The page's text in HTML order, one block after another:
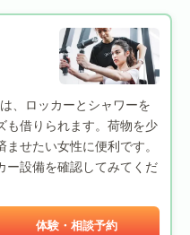
、ロッカーとシャワーを
も借りられます。荷物を少
せたい女性に便利です。
ー設備を確認してみてくだ
体験・相談予約